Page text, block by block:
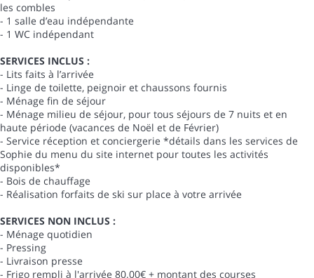
les combles
- 1 salle d’eau indépendante
- 1 WC indépendant
SERVICES INCLUS :
- Lits faits à l’arrivée
- Linge de toilette, peignoir et chaussons fournis
- Ménage fin de séjour
- Ménage milieu de séjour, pour tous séjours de 7 nuits et en
haute période (vacances de Noël et de Février)
- Service réception et conciergerie *détails dans les services de
Sophie du menu du site internet pour toutes les activités
disponibles*
- Bois de chauffage
- Réalisation forfaits de ski sur place à votre arrivée
SERVICES NON INCLUS :
- Ménage quotidien
- Pressing
- Livraison presse
- Frigo rempli à l'arrivée 80.00€ + montant des courses